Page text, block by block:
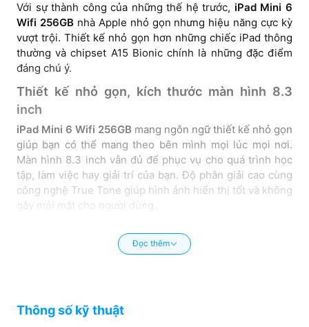
Với sự thành công của những thế hệ trước, iPad Mini 6
Wifi 256GBnhà Apple nhỏ gọn nhưng hiệu năng cực kỳ
vượt trội. Thiết kế nhỏ gọn hơn những chiếc iPad thông
thường và chipset A15 Bionic chính là những đặc điểm
đáng chú ý.
Thiết kế nhỏ gọn, kích thước màn hình 8.3
inch
iPad Mini 6 Wifi 256GB mang ngôn ngữ thiết kế nhỏ gọn
giúp bạn có thể mang theo bên mình mọi lúc mọi nơi.
Màn hình 8.3 inch vẫn đủ để phục vụ cho quá trình học
tập, làm việc hay giải trí của bạn. Độ phân giải cao cùng
công nghệ True Tone giúp hình ảnh hiển thị tốt và không
gây mỏi mắt cho người dùng.
Đọc thêm
Thông số kỹ thuật